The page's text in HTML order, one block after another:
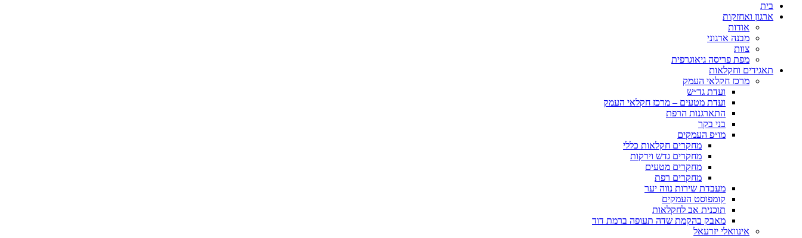
בית
ארגון ואחזקות
אודות
מבנה ארגוני
צוות
מפת פריסה גיאוגרפית
תאגידים וחקלאות
מרכז חקלאי העמק
ועדת גד״ש
ועדת מטעים – מרכז חקלאי העמק
התארגנות הרפת
בני בקר
מו״פ העמקים
מחקרים חקלאות כללי
מחקרים גדש וירקות
מחקרים מטעים
מחקרים רפת
מעבדת שירות נווה יער
קומפוסט העמקים
תוכנית אב לחקלאות
מאבק בהקמת שדה תעופה ברמת דוד
אינוואלי יזרעאל